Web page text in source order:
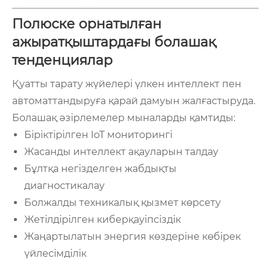
Полюске орнатылған
ажыратқыштардағы болашақ
тенденциялар
Қуатты тарату жүйелері үлкен интеллект пен
автоматтандыруға қарай дамуын жалғастыруда.
Болашақ әзірлемелер мыналарды қамтиды:
Біріктірілген IoT мониторингі
Жасанды интеллект ақауларын талдау
Бұлтқа негізделген жабдықты
диагностикалау
Болжалды техникалық қызмет көрсету
Жетілдірілген киберқауіпсіздік
Жаңартылатын энергия көздеріне көбірек
үйлесімділік